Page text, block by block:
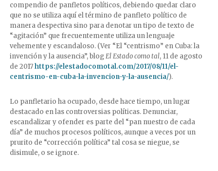
compendio de panfletos políticos, debiendo quedar claro
que no se utiliza aquí el término de panfleto político de
manera despectiva sino para denotar un tipo de texto de
“agitación” que frecuentemente utiliza un lenguaje
vehemente y escandaloso. (Ver “El “centrismo” en Cuba: la
invención y la ausencia”, blogEl Estado como tal, 11 de agosto
de 2017https://elestadocomotal.com/2017/08/11/el-
centrismo-en-cuba-la-invencion-y-la-ausencia/).
Lo panfletario ha ocupado, desde hace tiempo, un lugar
destacado en las controversias políticas. Denunciar,
escandalizar y ofender es parte del “pan nuestro de cada
día” de muchos procesos políticos, aunque a veces por un
prurito de “corrección política” tal cosa se niegue, se
disimule, o se ignore.